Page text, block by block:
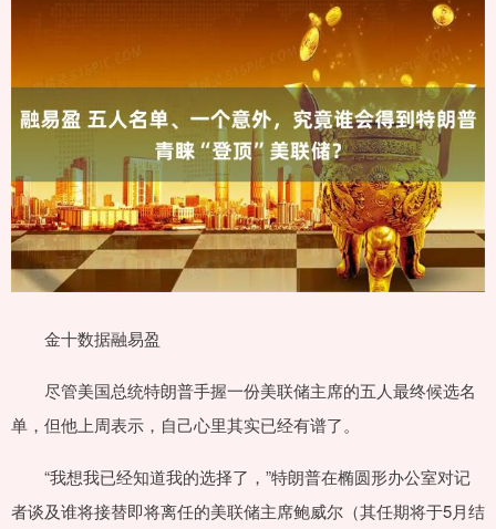
金十数据融易盈
尽管美国总统特朗普手握一份美联储主席的五人最终候选名
单，但他上周表示，自己心里其实已经有谱了。
“我想我已经知道我的选择了，”特朗普在椭圆形办公室对记
者谈及谁将接替即将离任的美联储主席鲍威尔（其任期将于5月结